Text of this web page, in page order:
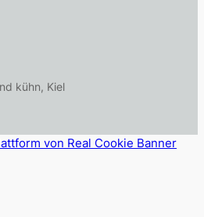
kühn, Kiel
von Real Cookie Banner